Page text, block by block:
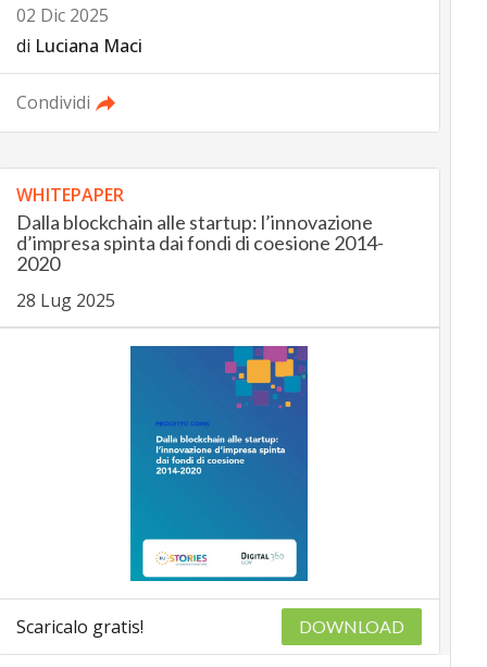
02 Dic 2025
di Luciana Maci
Condividi
WHITEPAPER
Dalla blockchain alle startup: l’innovazione
d’impresa spinta dai fondi di coesione 2014-
2020
28 Lug 2025
Scaricalo gratis! DOWNLOAD